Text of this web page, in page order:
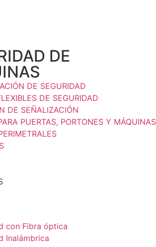
DE
DE SEGURIDAD
DE SEGURIDAD
DE SEÑALIZACIÓN
PUERTAS, PORTONES Y MÁQUINAS
con Fibra óptica
Inalámbrica